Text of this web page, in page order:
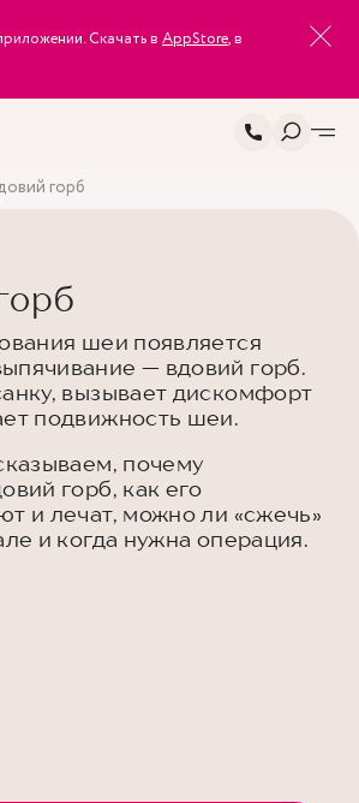
Скачать в AppStore, в
горб
шеи появляется
— вдовий горб.
вызывает дискомфорт
подвижность шеи.
почему
горб, как его
и лечат, можно ли «сжечь»
и когда нужна операция.